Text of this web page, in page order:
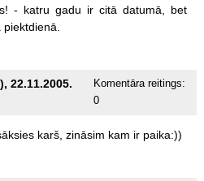
- katru gadu ir citā datumā,
bet
piektdienā.
22.11.2005.
Komentāra reitings:
0
karš, zināsim kam ir paika:))